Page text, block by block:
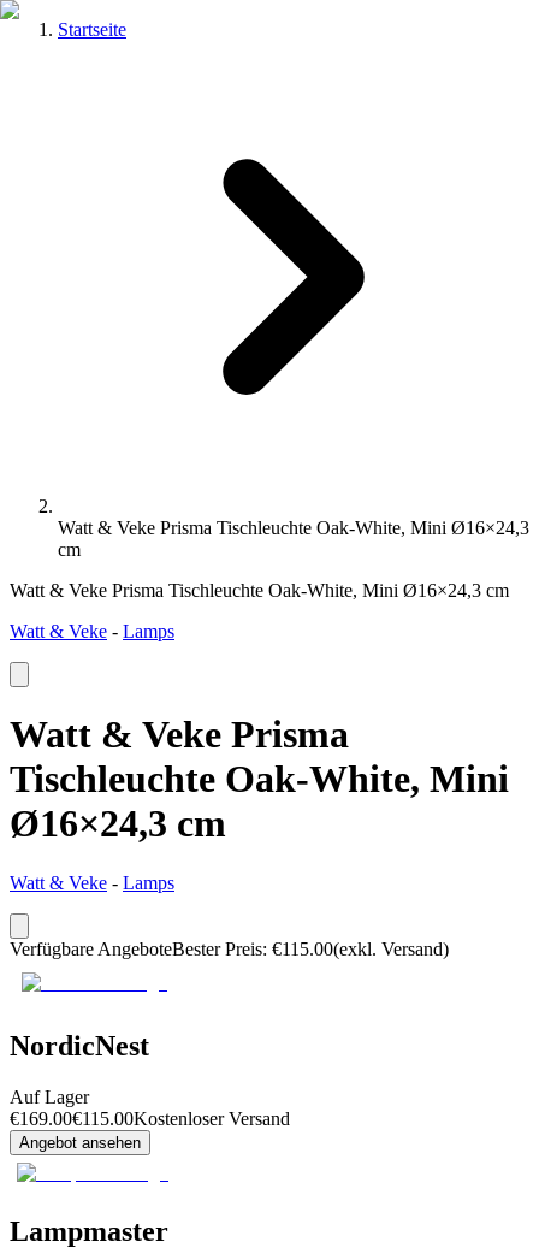
Startseite
Watt & Veke Prisma Tischleuchte Oak-White, Mini Ø16×24,3
cm
Watt & Veke Prisma Tischleuchte Oak-White, Mini Ø16×24,3 cm
Watt & Veke - Lamps
Watt & Veke Prisma
Tischleuchte Oak-White, Mini
Ø16×24,3 cm
Watt & Veke - Lamps
Verfügbare AngeboteBester Preis: €115.00(exkl. Versand)
NordicNest
Auf Lager
€169.00€115.00Kostenloser Versand
Angebot ansehen
Lampmaster